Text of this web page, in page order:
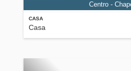
CASA
Casa
Centro -